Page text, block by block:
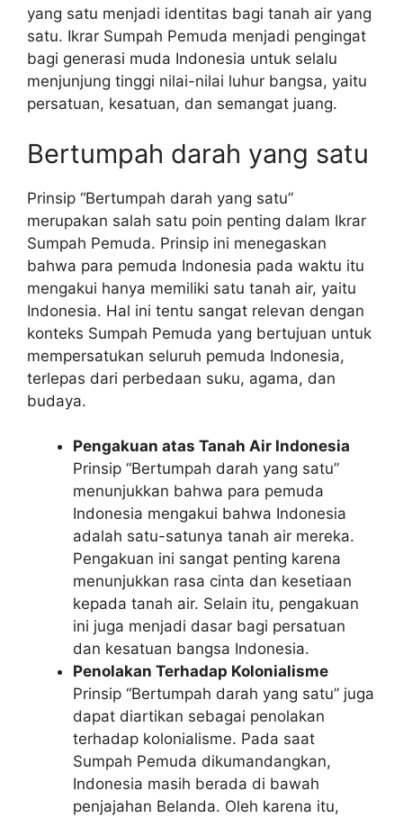
yang satu menjadi identitas bagi tanah air yang
satu. Ikrar Sumpah Pemuda menjadi pengingat
bagi generasi muda Indonesia untuk selalu
menjunjung tinggi nilai-nilai luhur bangsa, yaitu
persatuan, kesatuan, dan semangat juang.
Bertumpah darah yang satu
Prinsip “Bertumpah darah yang satu”
merupakan salah satu poin penting dalam Ikrar
Sumpah Pemuda. Prinsip ini menegaskan
bahwa para pemuda Indonesia pada waktu itu
mengakui hanya memiliki satu tanah air, yaitu
Indonesia. Hal ini tentu sangat relevan dengan
konteks Sumpah Pemuda yang bertujuan untuk
mempersatukan seluruh pemuda Indonesia,
terlepas dari perbedaan suku, agama, dan
budaya.
Pengakuan atas Tanah Air Indonesia
Prinsip “Bertumpah darah yang satu”
menunjukkan bahwa para pemuda
Indonesia mengakui bahwa Indonesia
adalah satu-satunya tanah air mereka.
Pengakuan ini sangat penting karena
menunjukkan rasa cinta dan kesetiaan
kepada tanah air. Selain itu, pengakuan
ini juga menjadi dasar bagi persatuan
dan kesatuan bangsa Indonesia.
Penolakan Terhadap Kolonialisme
Prinsip “Bertumpah darah yang satu” juga
dapat diartikan sebagai penolakan
terhadap kolonialisme. Pada saat
Sumpah Pemuda dikumandangkan,
Indonesia masih berada di bawah
penjajahan Belanda. Oleh karena itu,